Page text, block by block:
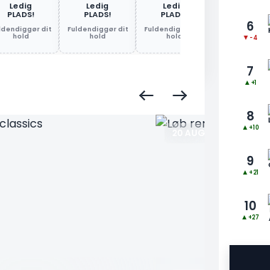
Ledig
PLADS!
dit
hold
Ledig
PLADS!
Fuldendiggør dit
hold
Ledig
PLADS!
Fuldendiggør dit
hold
hold
6
▼ -4
7
▲ +1
8
▲ +10
9
▲ +21
10
▲ +27